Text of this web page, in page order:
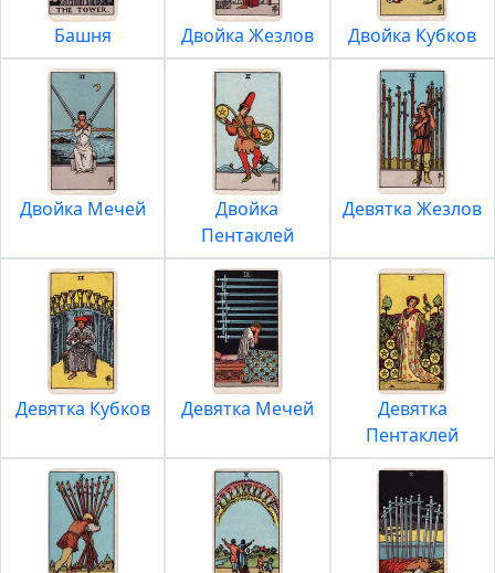
Башня Двойка Жезлов Двойка Кубков
Двойка Мечей
Двойка
Пентаклей
Девятка Жезлов
Девятка Кубков Девятка Мечей
Девятка
Пентаклей